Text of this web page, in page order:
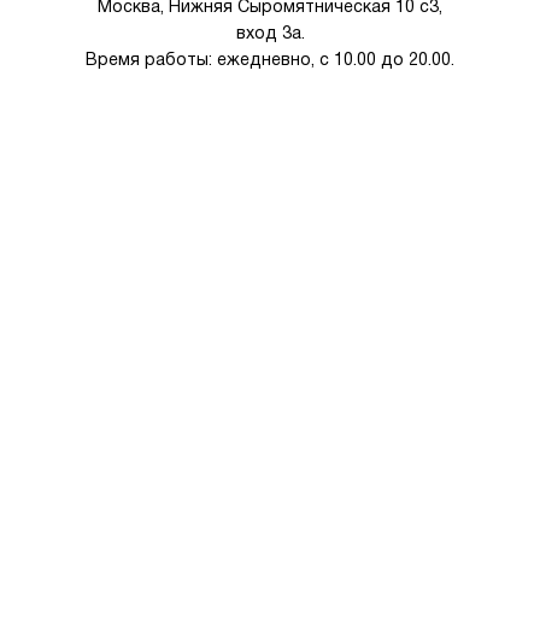
Москва, Нижняя Сыромятническая 10 с3,
вход 3а.
Время работы: ежедневно, с 10.00 до 20.00.